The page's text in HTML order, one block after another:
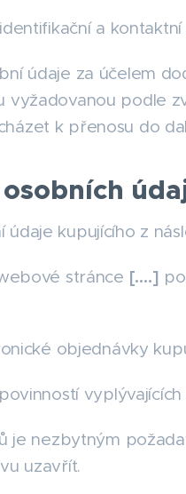
a
údaje za účelem
vyžadovanou podle
k přenosu do
kupujícího z
stránce [….]
objednávky
je nezbytným
uzavřít.